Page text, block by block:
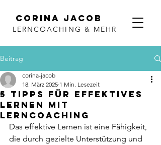
Corina Jacob
LERNCOACHING & MEHR
Beitrag
5 Tipps für effektives
Lernen mit
Lerncoaching
corina-jacob
18. März 2025 1 Min. Lesezeit
Das effektive Lernen ist eine Fähigkeit,
die durch gezielte Unterstützung und